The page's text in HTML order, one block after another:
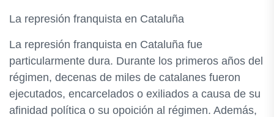
La represión franquista en Cataluña
La represión franquista en Cataluña fue
particularmente dura. Durante los primeros años del
régimen, decenas de miles de catalanes fueron
ejecutados, encarcelados o exiliados a causa de su
afinidad política o su opoición al régimen. Además,